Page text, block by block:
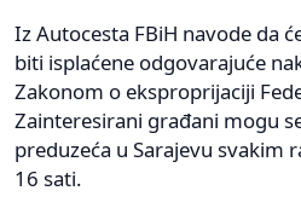
Iz Autocesta FBiH navode da
biti isplaćene odgovarajuće
Zakonom o eksproprijaciji
Zainteresirani građani mogu
preduzeća u Sarajevu svakim
16 sati.